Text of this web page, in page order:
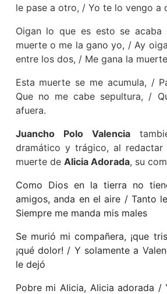
le pase a otro, / Yo te lo vengo a
Oigan lo que es esto se
muerte o me la gano yo, / Ay
entre los dos, / Me gana la
Esta muerte se me acumula, /
Que no me cabe sepultura, /
afuera.
Juancho Polo Valencia
dramático y trágico, al
muerte de Alicia Adorada, su
Como Dios en la tierra no
amigos, anda en el aire / Tanto
Siempre me manda mis males
Se murió mi compañera, ¡que
¡qué dolor! / Y solamente a
le dejó
Pobre mi Alicia, Alicia adorada